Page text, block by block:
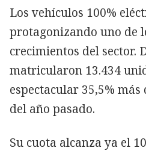
Los vehículos 100%
protagonizando uno de
crecimientos del sector.
matricularon 13.434
espectacular 35,5%
del año pasado.
Su cuota alcanza ya el